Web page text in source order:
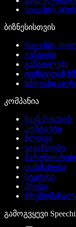
Speechify Work
ბიზნესისთვის
Speechify
გუნდები
განათლება
ტექსტიდან
ხმოვანი
კომპანია
ჩვენ შესახებ
კონტაქტი
ბლოგი
ვაკანსიები
დახმარება
სტატუსი
პრესა
გამოგვყევი